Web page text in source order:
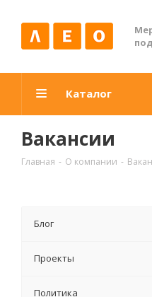
Каталог
Вакансии
Главная - О компании -
Блог
Проекты
Политика